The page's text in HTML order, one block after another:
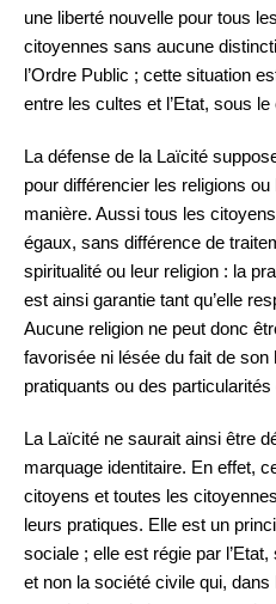
une liberté nouvelle pour tous
citoyennes sans aucune
l’Ordre Public ; cette situation
entre les cultes et l’Etat, sous le
La défense de la Laïcité
pour différencier les religions ou
manière. Aussi tous les
égaux, sans différence de
spiritualité ou leur religion : la
est ainsi garantie tant qu’elle
Aucune religion ne peut donc
favorisée ni lésée du fait de son
pratiquants ou des
La Laïcité ne saurait ainsi être
marquage identitaire. En effet,
citoyens et toutes les
leurs pratiques. Elle est un
sociale ; elle est régie par
et non la société civile qui, dans